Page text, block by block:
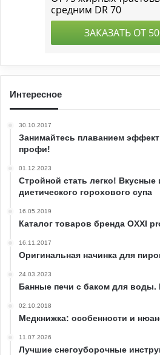
Интересное
30.10.2017
Занимайтесь плаванием
профи!
01.12.2023
Стройной стать легко!
диетического горохового супа
16.05.2019
Каталог товаров бренда OXXI
16.11.2017
Оригинальная начинка для
24.03.2023
Банные печи с баком для воды.
02.10.2018
Медкнижка: особенности и
11.07.2026
Лучшие снегоуборочные